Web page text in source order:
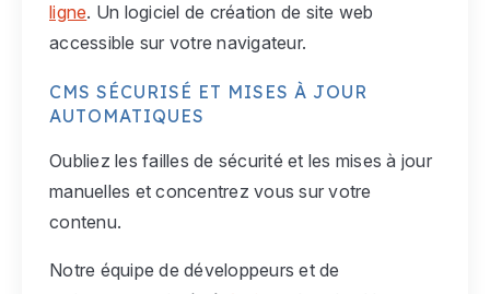
ligne. Un logiciel de création de site web
accessible sur votre navigateur.
CMS SÉCURISÉ ET MISES À JOUR
AUTOMATIQUES
Oubliez les failles de sécurité et les mises à jour
manuelles et concentrez vous sur votre
contenu.
Notre équipe de développeurs et de